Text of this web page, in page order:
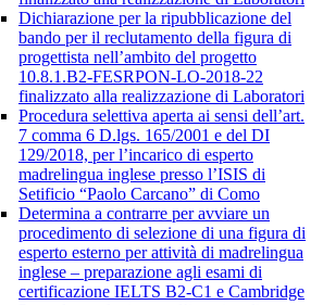
Dichiarazione per la ripubblicazione del
bando per il reclutamento della figura di
progettista nell’ambito del progetto
10.8.1.B2-FESRPON-LO-2018-22
finalizzato alla realizzazione di Laboratori
Procedura selettiva aperta ai sensi dell’art.
7 comma 6 D.lgs. 165/2001 e del DI
129/2018, per l’incarico di esperto
madrelingua inglese presso l’ISIS di
Setificio “Paolo Carcano” di Como
Determina a contrarre per avviare un
procedimento di selezione di una figura di
esperto esterno per attività di madrelingua
inglese – preparazione agli esami di
certificazione IELTS B2-C1 e Cambridge